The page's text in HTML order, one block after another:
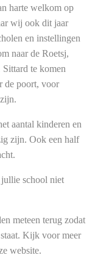
harte welkom op
wij ook dit jaar
en instellingen
naar de Roetsj,
Sittard te komen
de poort, voor
aantal kinderen en
zijn. Ook een half
school niet
meteen terug zodat
Kijk voor meer
website.